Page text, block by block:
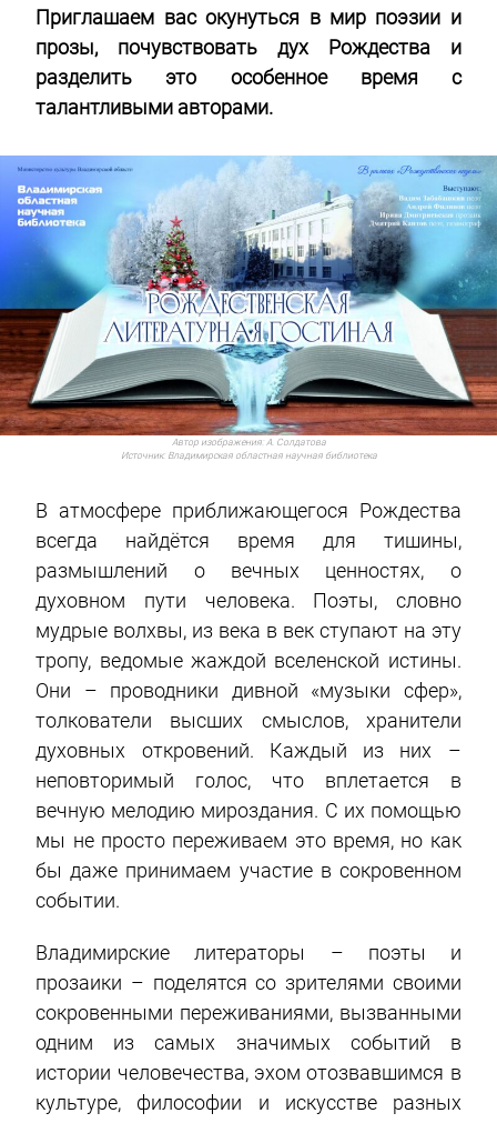
Приглашаем вас окунуться в мир поэзии и
прозы, почувствовать дух Рождества и
разделить это особенное время с
талантливыми авторами.
Автор изображения: А. Солдатова
Источник: Владимирская областная научная библиотека
В атмосфере приближающегося Рождества
всегда найдётся время для тишины,
размышлений о вечных ценностях, о
духовном пути человека. Поэты, словно
мудрые волхвы, из века в век ступают на эту
тропу, ведомые жаждой вселенской истины.
Они – проводники дивной «музыки сфер»,
толкователи высших смыслов, хранители
духовных откровений. Каждый из них –
неповторимый голос, что вплетается в
вечную мелодию мироздания. С их помощью
мы не просто переживаем это время, но как
бы даже принимаем участие в сокровенном
событии.
Владимирские литераторы – поэты и
прозаики – поделятся со зрителями своими
сокровенными переживаниями, вызванными
одним из самых значимых событий в
истории человечества, эхом отозвавшимся в
культуре, философии и искусстве разных